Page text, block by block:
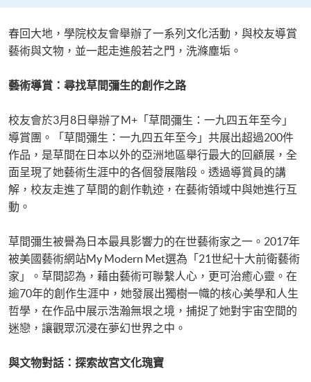
春回大地，學院校友會舉辦了一系列文化活動，與校友導賞
藝術與文物，並一起走進般若之門，洗滌塵垢。
藝術導賞：尋找草間彌生的創作之路
校友會於3月8日舉辦了M+「草間彌生：一九四五年至今」
導賞團。「草間彌生：一九四五年至今」共展出超過200件
作品，是草間在日本以外的亞洲地區舉行最大的回顧展，全
面呈現了她藝術生涯中的各個發展階段。透過導賞員的講
解，校友走進了草間的創作軌迹，在藝術領域中與她進行互
動。
草間彌生被譽為日本最具影響力的在世藝術家之一。2017年
被美國藝術網站My Modern Met選為「21世紀十大前衛藝術
家」。草間認為，藉由藝術可聯繫人心，更可治癒心靈。在
逾70年的創作生涯中，她發展出獨樹一幟的核心美學和人生
哲學，在作品中展示浩瀚無垠之境，捕捉了她對宇宙空間的
迷戀，讓觀眾沉浸在夢幻世界之中。
與文物對話：探索故宮文化瑰寶